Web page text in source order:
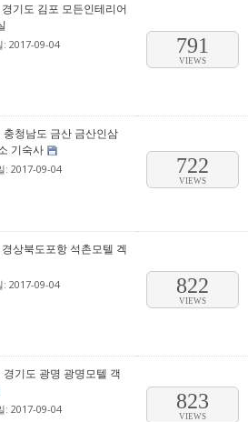
기도 김포 모든인테리어
: 2017-09-04 791
VIEWS
청남도 금산 금산인삼
기숙사
: 2017-09-04 722
VIEWS
상북도포항 석촌모텔 겍
: 2017-09-04 822
VIEWS
기도 광명 광명모텔 객
: 2017-09-04 823
VIEWS